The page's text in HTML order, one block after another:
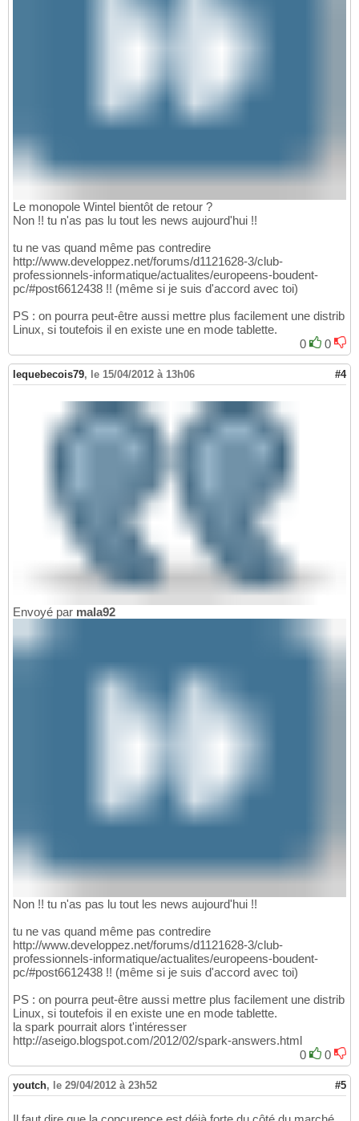
Le monopole Wintel bientôt de retour ?
Non !! tu n'as pas lu tout les news aujourd'hui !!
tu ne vas quand même pas contredire
http://www.developpez.net/forums/d1121628-3/club-
professionnels-informatique/actualites/europeens-boudent-
pc/#post6612438 !! (même si je suis d'accord avec toi)
PS : on pourra peut-être aussi mettre plus facilement une distrib
Linux, si toutefois il en existe une en mode tablette.
0
0
lequebecois79, le 15/04/2012 à 13h06 #4
Envoyé par mala92
Non !! tu n'as pas lu tout les news aujourd'hui !!
tu ne vas quand même pas contredire
http://www.developpez.net/forums/d1121628-3/club-
professionnels-informatique/actualites/europeens-boudent-
pc/#post6612438 !! (même si je suis d'accord avec toi)
PS : on pourra peut-être aussi mettre plus facilement une distrib
Linux, si toutefois il en existe une en mode tablette.
la spark pourrait alors t'intéresser
http://aseigo.blogspot.com/2012/02/spark-answers.html
0
0
youtch, le 29/04/2012 à 23h52 #5